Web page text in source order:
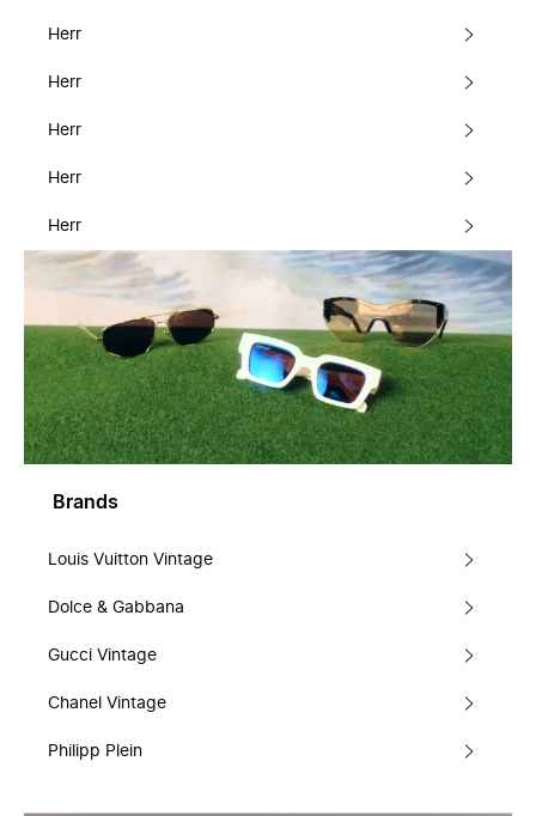
Herr
Herr
Herr
Herr
Herr
Brands
Louis Vuitton Vintage
Dolce & Gabbana
Gucci Vintage
Chanel Vintage
Philipp Plein